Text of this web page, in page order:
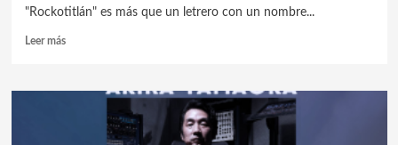
"Rockotitlán" es más que un letrero con un nombre...
Leer más